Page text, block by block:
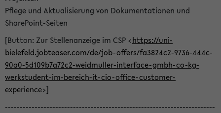
Pflege und Aktualisierung von Dokumentationen und
SharePoint-Seiten
[Button: Zur Stellenanzeige im CSP <https://uni-
bielefeld.jobteaser.com/de/job-offers/fa3824c2-9736-444c-
90a0-5d109b7a72c2-weidmuller-interface-gmbh-co-kg-
werkstudent-im-bereich-it-cio-office-customer-
experience>]
-----------------------------------------------------------------------